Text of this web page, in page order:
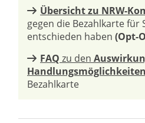
Übersicht zu NRW-
gegen die Bezahlkarte für
entschieden haben (Opt-
FAQ zu den
Handlungsmöglichkeiten
Bezahlkarte